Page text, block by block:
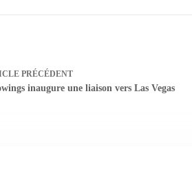
PRÉCÉDENT
inaugure une liaison vers Las Vegas